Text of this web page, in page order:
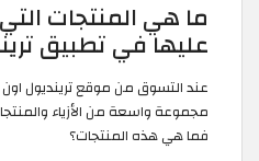
ما هي المنتجات
عليها في تطبيق
عند التسوق من موقع ترينديول
مجموعة واسعة من الأزياء
فما هي هذه المنتجات؟